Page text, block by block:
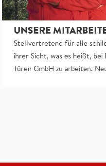
UNSERE
Stellvertretend für alle
ihrer Sicht, was es heißt, bei
Türen GmbH zu arbeiten.